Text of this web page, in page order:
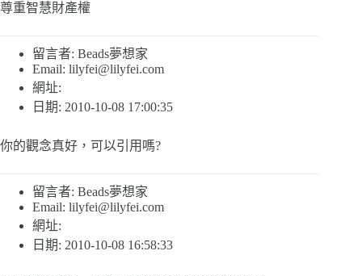
尊重智慧財產權
留言者: Beads夢想家
Email: lilyfei@lilyfei.com
網址:
日期: 2010-10-08 17:00:35
你的觀念真好，可以引用嗎?
留言者: Beads夢想家
Email: lilyfei@lilyfei.com
網址:
日期: 2010-10-08 16:58:33